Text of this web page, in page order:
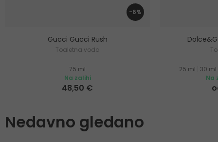
-6%
Gucci Gucci Rush
Toaletna voda
75 ml
Na zalihi
48,50 €
25 ml 30 ml
Na
Nedavno gledano